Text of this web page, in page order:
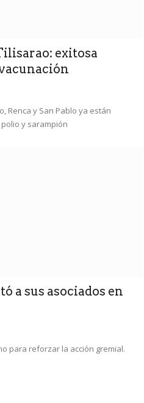
exitosa
Renca y San Pablo ya están
y sarampión
a sus asociados en
para reforzar la acción gremial.